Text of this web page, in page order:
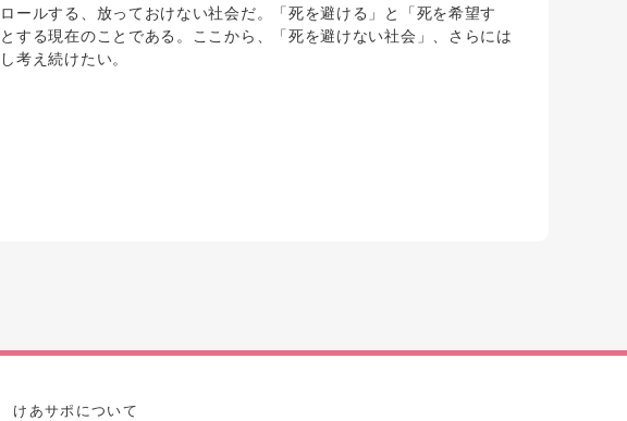
ールする、放っておけない社会だ。「死を避ける」と「死を希望す
する現在のことである。ここから、「死を避けない社会」、さらには
考え続けたい。
けあサポについて